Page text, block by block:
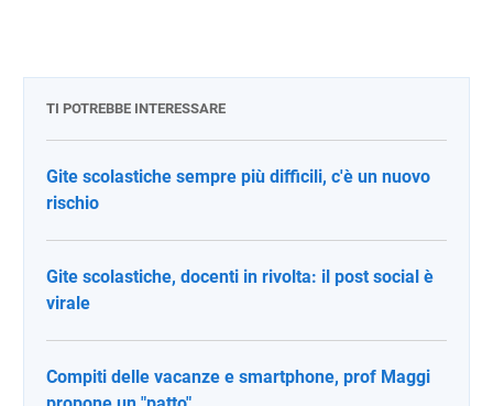
TI POTREBBE INTERESSARE
Gite scolastiche sempre più difficili, c'è un nuovo
rischio
Gite scolastiche, docenti in rivolta: il post social è
virale
Compiti delle vacanze e smartphone, prof Maggi